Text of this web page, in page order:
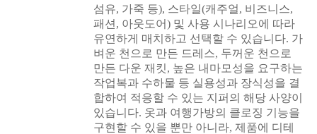
섬유, 가죽 등), 스타일(캐주얼, 비즈니스,
패션, 아웃도어) 및 사용 시나리오에 따라
유연하게 매치하고 선택할 수 있습니다. 가
벼운 천으로 만든 드레스, 두꺼운 천으로
만든 다운 재킷, 높은 내마모성을 요구하는
작업복과 수하물 등 실용성과 장식성을 결
합하여 적응할 수 있는 지퍼의 해당 사양이
있습니다. 옷과 여행가방의 클로징 기능을
구현할 수 있을 뿐만 아니라, 제품에 디테